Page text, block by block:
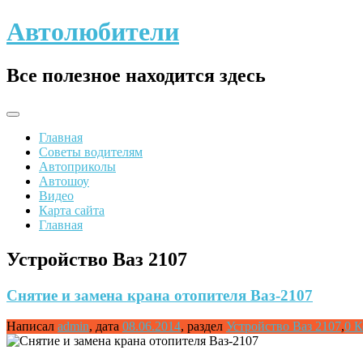
Skip
to
Автолюбители
Все полезное находится здесь
Главная
Советы водителям
Автоприколы
Автошоу
Видео
Карта сайта
Главная
Устройство Ваз 2107
Снятие и замена крана отопителя Ваз-2107
Написал admin, дата 08.06.2014, раздел Устройство Ваз 2107,0